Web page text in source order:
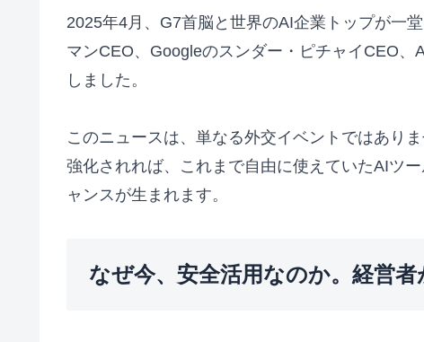
2025年4月、G7首脳と世界のAI企業トップが一
マンCEO、Googleのスンダー・ピチャイCEO
しました。
このニュースは、単なる外交イベントではあり
強化されれば、これまで自由に使えていたAIツ
ャンスが生まれます。
なぜ今、安全活用なのか。経営